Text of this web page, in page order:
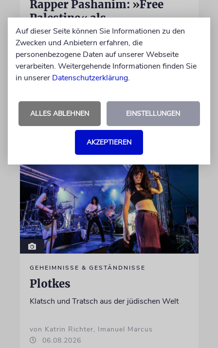
Rapper Pashanim: »Free
Palestine« als
Verkaufsschlager
Auf seinem neuen Album »Lounge Musik«
rappt der Berliner Musiker Pashanim
wiederholt über den Israel-Palästina-Konflikt –
Kokettieren mit dem palästinensischen
von Lennart Wilsch
07.08.2026
GEHEIMNISSE & GESTÄNDNISSE
Plotkes
Klatsch und Tratsch aus der jüdischen Welt
von Katrin Richter, Imanuel Marcus
06.08.2026
Auf dieser Seite können Sie Informationen zu den
Zwecken und Anbietern erfahren, die
personenbezogene Daten auf unserer Webseite
verarbeiten. Weitergehende Informationen finden Sie
in unserer Datenschutzerklärung.
ALLES ABLEHNEN EINSTELLUNGEN
AKZEPTIEREN